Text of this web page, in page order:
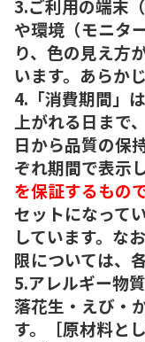
3.ご利用の端末
や環境（モニタ
り、色の見え方
います。あらか
4.「消費期間」
上がれる日まで
日から品質の保
ぞれ期間で表示
を保証するもの
セットになって
しています。な
限については、
5.アレルギー物
落花生・えび・
す。［原材料と